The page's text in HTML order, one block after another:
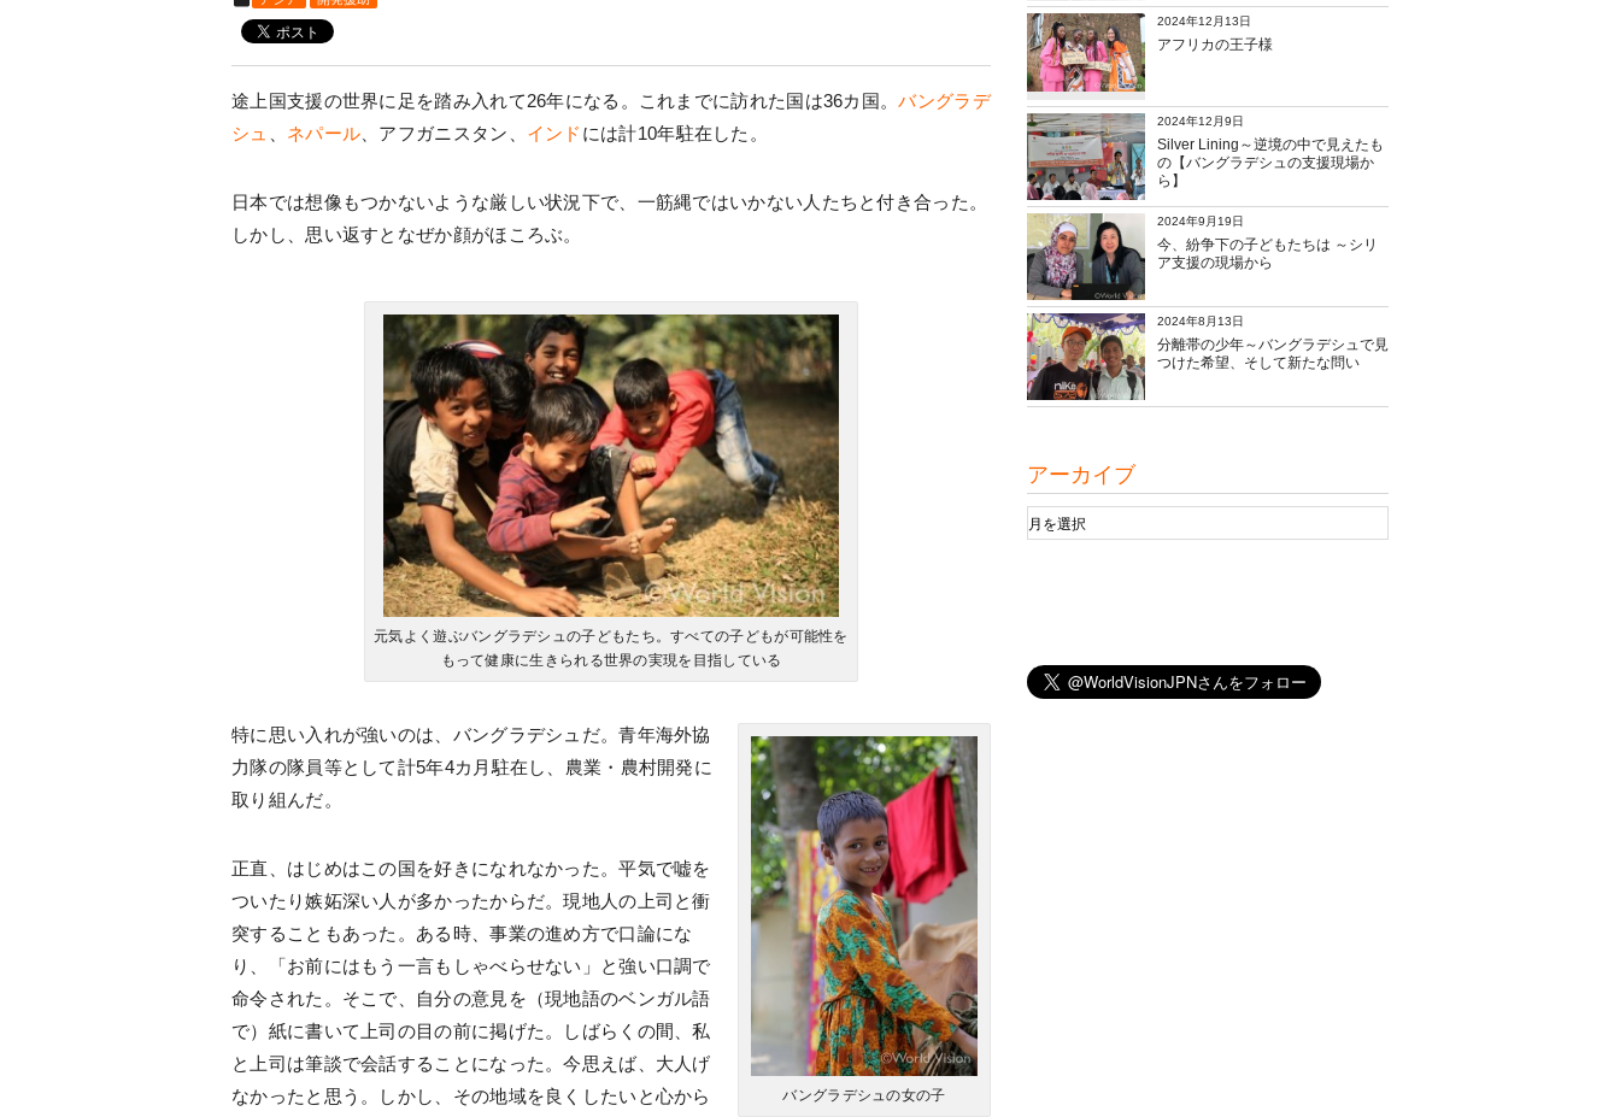
途上国支援の世界に足を踏み入れて26年になる。これまでに訪れた国は36カ国。バングラデ
シュ
ネパール 、アフガニスタン、 インド には計10年駐在した。
日本では想像もつかないような厳しい状況下で、一筋縄ではいかない人たちと付き合った。
しかし、思い返すとなぜか顔がほころぶ。
元気よく遊ぶバングラデシュの子どもたち。すべての子どもが可能性を
もって健康に生きられる世界の実現を目指している
バングラデシュの女の子
特に思い入れが強いのは、バングラデシュだ。青年海外協
力隊の隊員等として計5年4カ月駐在し、農業・農村開発に
取り組んだ。
正直、はじめはこの国を好きになれなかった。平気で嘘を
ついたり嫉妬深い人が多かったからだ。現地人の上司と衝
突することもあった。ある時、事業の進め方で口論にな
り、「お前にはもう一言もしゃべらせない」と強い口調で
命令された。そこで、自分の意見を（現地語のベンガル語
で）紙に書いて上司の目の前に掲げた。しばらくの間、私
と上司は筆談で会話することになった。今思えば、大人げ
なかったと思う。しかし、その地域を良くしたいと心から
2024年12月13日
アフリカの王子様
2024年12月9日
Silver Lining～逆境の中で見えたも
の【バングラデシュの支援現場か
ら】
2024年9月19日
今、紛争下の子どもたちは ～シリ
ア支援の現場から
2024年8月13日
分離帯の少年～バングラデシュで見
つけた希望、そして新たな問い
アーカイブ